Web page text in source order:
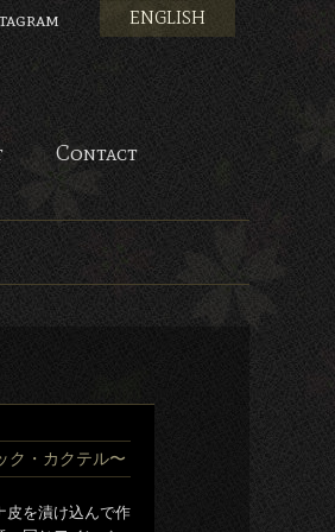
ENGLISH
Contact
ク・カクテル〜
皮を漬け込んで作